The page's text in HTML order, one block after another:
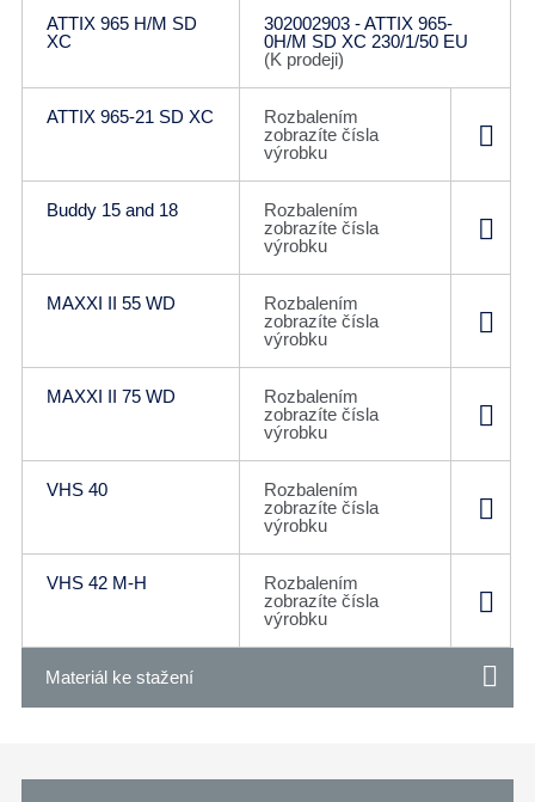
ATTIX 965 H/M SD
XC
302002903 - ATTIX 965-
0H/M SD XC 230/1/50 EU
(K prodeji)
ATTIX 965-21 SD XC
Rozbalením
zobrazíte čísla
výrobku
Buddy 15 and 18
Rozbalením
zobrazíte čísla
výrobku
MAXXI II 55 WD
Rozbalením
zobrazíte čísla
výrobku
MAXXI II 75 WD
Rozbalením
zobrazíte čísla
výrobku
VHS 40
Rozbalením
zobrazíte čísla
výrobku
VHS 42 M-H
Rozbalením
zobrazíte čísla
výrobku
Materiál ke stažení